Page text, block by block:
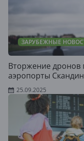
ЗАРУБЕЖНЫЕ
Вторжение дронов
аэропорты
25.09.2025